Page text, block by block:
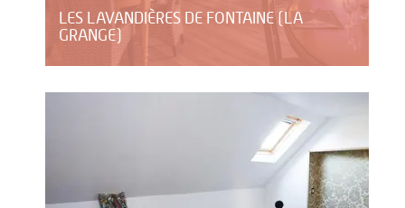
LES LAVANDIÈRES DE FONTAINE (LA
GRANGE)